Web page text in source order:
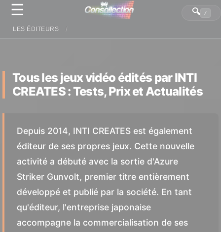
☰
LES ÉDITEURS
🔍 /
Tous les jeux vidéo édités par INTI
CREATES : Tests, Prix et Actualités
Depuis 2014, INTI CREATES est également
éditeur de ses propres jeux. Cette nouvelle
activité a débuté avec la sortie d'Azure
Striker Gunvolt, premier titre entièrement
développé et publié par la société. En tant
qu'éditeur, l'entreprise japonaise
accompagne la commercialisation de ses
Panneau de gestion des cookies